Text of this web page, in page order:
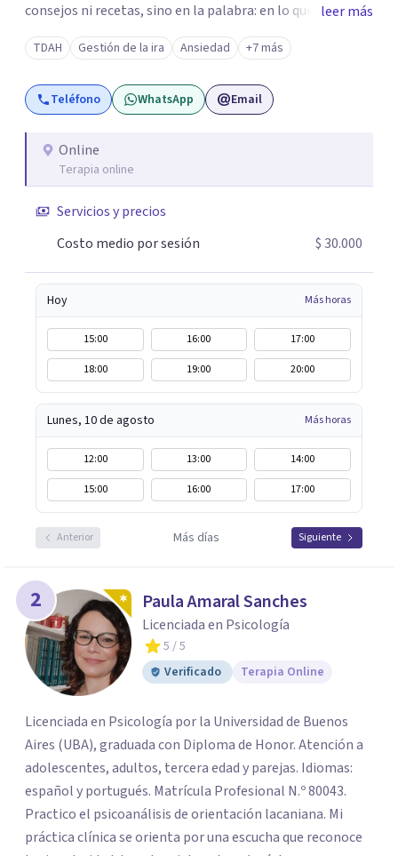
consejos ni recetas, sino en la palabra: en lo que cada
quien puede decir de su historia, de su deseo, de su
malestar... En el encuentro con un analista se abre la
posibilidad de pensar de otro modo eso que hasta ahora
parecía sin salida.
leer más
TDAH Gestión de la ira Ansiedad +7 más
Teléfono WhatsApp Email
Online
Terapia online
Servicios y precios
Costo medio por sesión
$ 30.000
Hoy Más horas
15:00 16:00
17:00
18:00
19:00 20:00
Lunes, 10 de agosto Más horas
12:00 13:00
14:00
15:00
16:00 17:00
Anterior Más días Siguiente
2 Paula Amaral Sanches
Licenciada en Psicología
5 / 5
Verificado
Terapia Online
Licenciada en Psicología por la Universidad de Buenos
Aires (UBA), graduada con Diploma de Honor. Atención a
adolescentes, adultos, tercera edad y parejas. Idiomas:
español y portugués. Matrícula Profesional N.º 80043.
Practico el psicoanálisis de orientación lacaniana. Mi
práctica clínica se orienta por una escucha que reconoce